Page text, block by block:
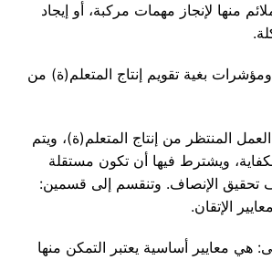
منها لإنجاز مهمات مركبة، أو إيجاد
ومؤشرات بغية تقويم إنتاج المتعلم(ة) من
المنتظر من إنتاج المتعلم(ة)، ويتم
ويشترط فيها أن تكون مستقلة
الإنصاف. وتنقسم إلى قسمين:
الإتقان.
هي معايير أساسية يعتبر التمكن منها